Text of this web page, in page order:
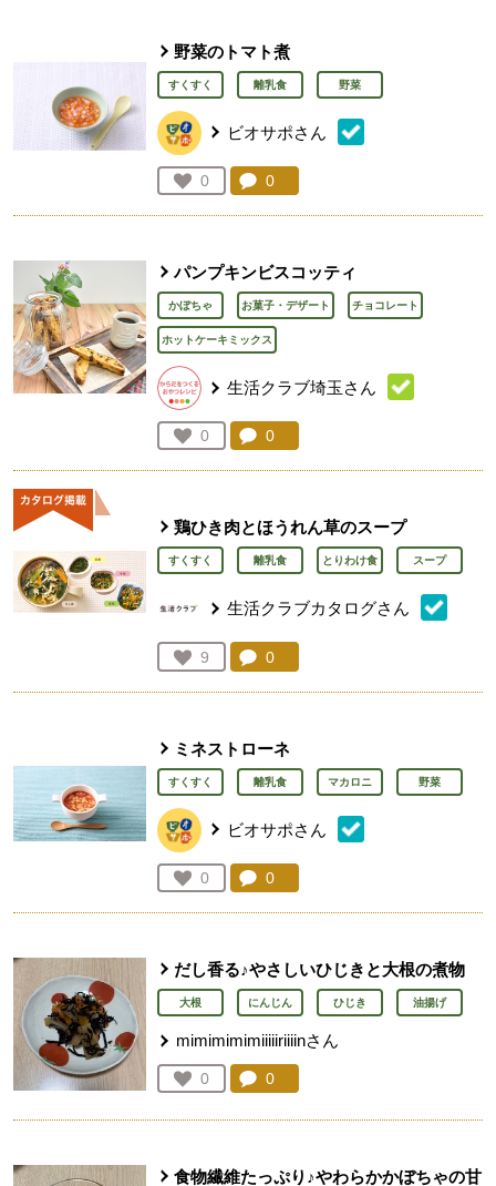
野菜のトマト煮
すくすく 離乳食 野菜
ビオサポさん
お気に入り登録：
0
人が登録
コメント：
0
パンプキンビスコッティ
かぼちゃ お菓子・デザート チョコレート
ホットケーキミックス
生活クラブ埼玉さん
お気に入り登録：
0
人が登録
コメント：
0
鶏ひき肉とほうれん草のスープ
すくすく 離乳食 とりわけ食 スープ
生活クラブカタログさん
お気に入り登録：
9
人が登録
コメント：
0
ミネストローネ
すくすく 離乳食 マカロニ 野菜
ビオサポさん
お気に入り登録：
0
人が登録
コメント：
0
だし香る♪やさしいひじきと大根の煮物
大根 にんじん ひじき 油揚げ
mimimimimiiiiiriiiinさん
お気に入り登録：
0
人が登録
コメント：
0
食物繊維たっぷり♪やわらかかぼちゃの甘